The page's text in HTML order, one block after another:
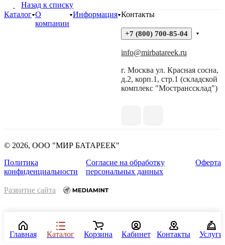
Назад к списку
Каталог О
компании
Информация Контакты
+7 (800) 700-85-04
info@mirbatareek.ru
г. Москва ул. Красная сосна,
д.2, корп.1, стр.1 (складской
комплекс "Мостранссклад")
© 2026, ООО "МИР БАТАРЕЕК"
Политика
конфиденциальности
Согласие на обработку
персональных данных
Оферта
Развитие сайта
Главная Каталог Корзина Кабинет Контакты Услуги